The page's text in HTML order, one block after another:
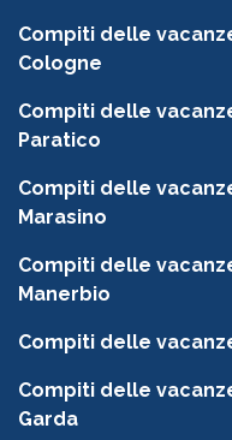
Compiti delle
Cologne
Compiti delle
Paratico
Compiti delle
Marasino
Compiti delle
Manerbio
Compiti delle
Compiti delle
Garda